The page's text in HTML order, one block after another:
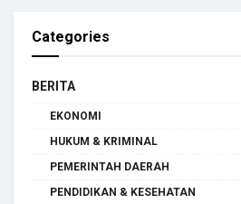
Categories
BERITA
EKONOMI
HUKUM & KRIMINAL
PEMERINTAH DAERAH
PENDIDIKAN & KESEHATAN